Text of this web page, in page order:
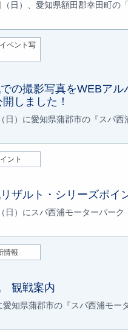
日）、愛知県額田郡幸田町の
ベント写
の撮影写真をWEBアル
しました！
日）に愛知県蒲郡市の『スパ西
ント
ザルト・シリーズポイ
日）にスパ西浦モーターパーク
情報
観戦案内
知県蒲郡市の『スパ西浦モー